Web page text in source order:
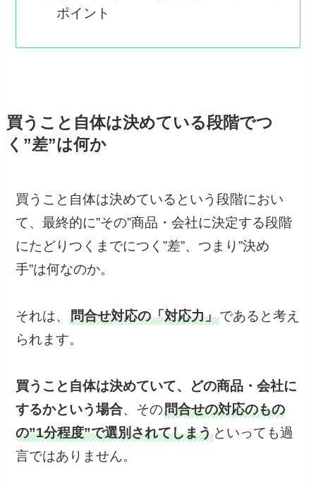
ポイント
買うこと自体は決めている段階でつ
く”差”は何か
買うこと自体は決めているという段階におい
て、最終的に”その”商品・会社に決定する段階
にたどりつくまでにつく”差”、つまり”決め
手”は何なのか。
それは、問合せ対応の「対応力」であると考え
られます。
買うこと自体は決めていて、どの商品・会社に
するかという場合、その問合せの対応のもの
の”1分程度”で選別されてしまう といっても過
言ではありません。